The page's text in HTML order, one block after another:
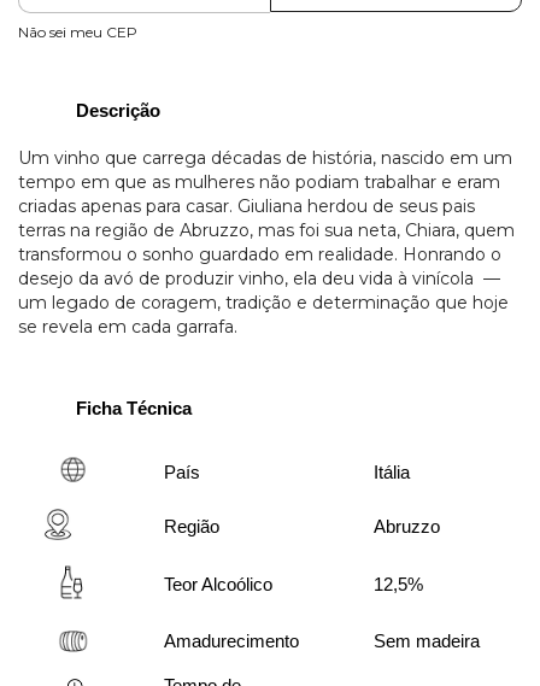
Não sei meu CEP
Descrição
Um vinho que carrega décadas de história, nascido em um
tempo em que as mulheres não podiam trabalhar e eram
criadas apenas para casar. Giuliana herdou de seus pais
terras na região de Abruzzo, mas foi sua neta, Chiara, quem
transformou o sonho guardado em realidade. Honrando o
desejo da avó de produzir vinho, ela deu vida à vinícola —
um legado de coragem, tradição e determinação que hoje
se revela em cada garrafa.
Ficha Técnica
País Itália
Região Abruzzo
Teor Alcoólico 12,5%
Amadurecimento Sem madeira